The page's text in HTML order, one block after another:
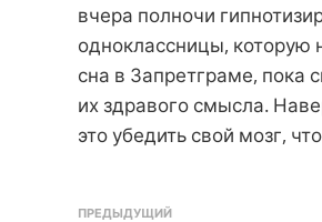
вчера полночи
одноклассницы, которую
сна в Запретграме, пока
их здравого смысла.
это убедить свой мозг,
ПРЕДЫДУЩИЙ